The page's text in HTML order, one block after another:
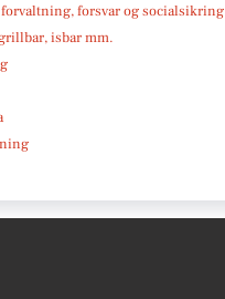
forsvar og socialsikring
isbar mm.